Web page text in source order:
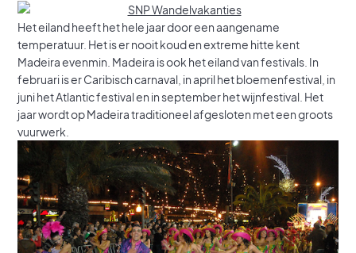
Het eiland heeft het hele jaar door een aangename
temperatuur. Het is er nooit koud en extreme hitte kent
Madeira evenmin. Madeira is ook het eiland van festivals. In
februari is er Caribisch carnaval, in april het bloemenfestival, in
juni het Atlantic festival en in september het wijnfestival. Het
jaar wordt op Madeira traditioneel afgesloten met een groots
vuurwerk.